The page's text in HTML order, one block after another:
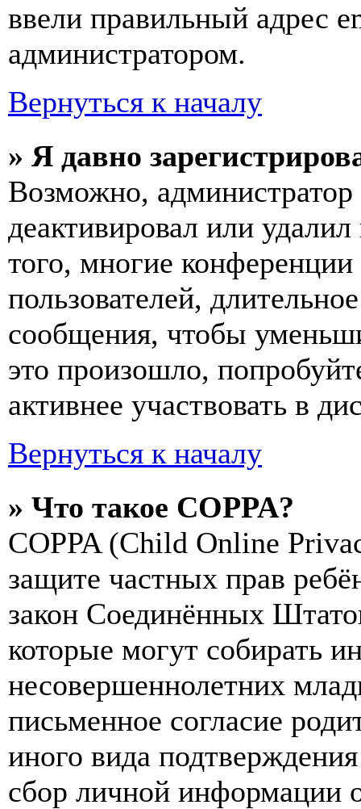
ввели правильный адрес
администратором.
Вернуться к началу
» Я давно
Возможно,
деактивировал или
того, многие
пользователей,
сообщения, чтобы
это произошло,
активнее участвовать в
Вернуться к началу
» Что такое COPPA?
COPPA (Child Online
защите частных прав
закон Соединённых
которые могут собирать
несовершеннолетних
письменное согласие
иного вида
сбор личной информации